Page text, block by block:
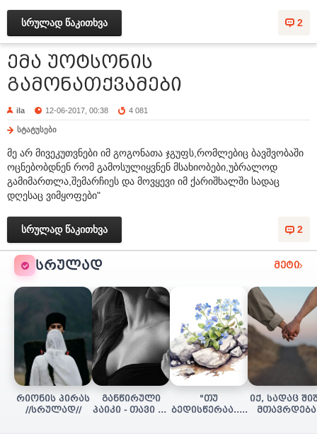
2
სრულად წაკითხვა
ემა უოტსონის
გამონათქვამები
ila 12-06-2017, 00:38 4 081
სტატუსები
მე არ მივეკუთვნები იმ გოგონათა ჯგუფს,რომლებიც ბავშვობაში
ოცნებობდნენ რომ გამოსულიყვნენ მსახიობები,უბრალოდ
გამიმართლა,შემარჩიეს და მოვყევი იმ ქარიშხალში სადაც
დღესაც ვიმყოფები"
2
სრულად წაკითხვა
ᲡᲠᲣᲚᲐᲓ მეტი
რიონის პირას
//სრულად//
განწირული
პაიკი - თავი 16
"თუ
ბედისწერაა..."
იქ, სადაც
მთავრდება